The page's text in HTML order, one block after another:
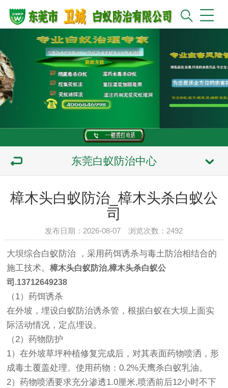
东莞白蚁防治中心
樟木头白蚁防治_樟木头杀白蚁公
司
发布日期：2026-08-07 浏览次数： 2492
大坝综合白蚁防治 ，采用药饵诱杀与毒土防治相结合的
施工技术。樟木头白蚁防治,樟木头杀白蚁公
司.13712649238
（1）药饵诱杀
在外坡，埋设白蚁防治诱杀管，根据白蚁在大坝上面实
际活动情况，定点埋设。
（2）药物防护
1）在外坡草坪种植修复完成后，对其表面药物喷洒，形
成毒土覆盖处理。使用药物：0.2%天鹰杀白蚁乳油。
2）药物喷洒要求充分渗透1.0厘米,喷洒前后12小时不下